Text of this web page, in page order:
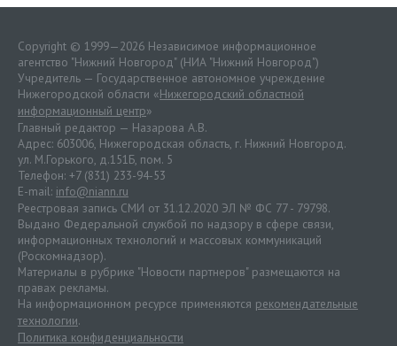
Copyright © 1999—2026 Независимое информационное
агентство "Нижний Новгород" (НИА "Нижний Новгород")
Учредитель — Государственное автономное учреждение
Нижегородской области «Нижегородский областной
информационный центр»
Главный редактор — Назарова А.В.
Адрес: 603006, Нижегородская область, г. Нижний Новгород.
ул. М.Горького, д.151Б, пом. 5
Телефон: +7 (831) 233-94-53
E-mail: info@niann.ru
Реестровая запись СМИ от 31.12.2020 ЭЛ № ФС 77 - 79798.
Выдано Федеральной службой по надзору в сфере связи,
информационных технологий и массовых коммуникаций
(Роскомнадзор).
Материалы в рубрике "Новости партнеров" размещаются на
правах рекламы.
На информационном ресурсе применяются рекомендательные
технологии.
Политика конфиденциальности